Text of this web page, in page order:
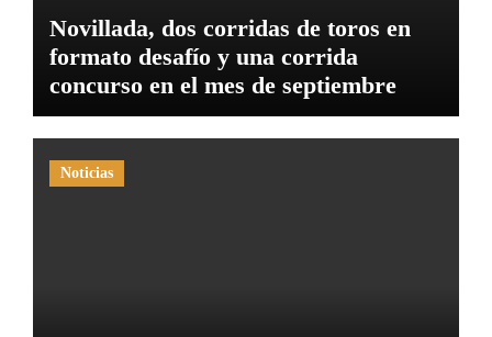
Novillada, dos corridas de toros en
formato desafío y una corrida
concurso en el mes de septiembre
Noticias